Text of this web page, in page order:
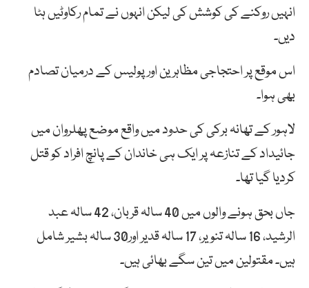
انہیں روکنے کی کوشش کی لیکن انہوں نے تمام رکاوٹیں ہٹا
دیں۔
اس موقع پر احتجاجی مظاہرین اورپولیس کے درمیان تصادم
بھی ہوا۔
لاہور کے تھانہ برکی کی حدود میں واقع موضع پھلروان میں
جائیداد کے تنازعہ پر ایک ہی خاندان کے پانچ افراد کو قتل
کردیا گیا تھا۔
جاں بحق ہونے والوں میں 40 سالہ قربان، 42 سالہ عبد
الرشید، 16 سالہ تنویر، 17 سالہ قدیر اور30 سالہ بشیر شامل
ہیں۔ مقتولین میں تین سگے بھائی ہیں۔